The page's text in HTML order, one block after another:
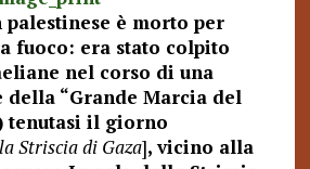
palestinese è morto per
fuoco: era stato colpito
nel corso di una
della “Grande Marcia del
tenutasi il giorno
Striscia di Gaza], vicino alla